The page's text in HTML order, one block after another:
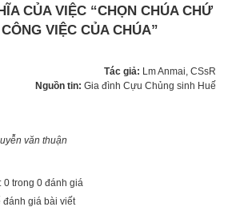
CỦA VIỆC “CHỌN CHÚA CHỨ
VIỆC CỦA CHÚA”
Tác giả: Lm Anmai, CSsR
Nguồn tin: Gia đình Cựu Chủng sinh Huế
văn thuận
0 trong 0 đánh giá
đánh giá bài viết